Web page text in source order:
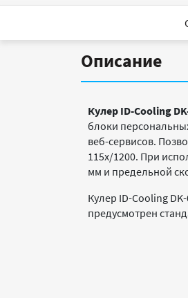
Описание
Кулер ID-Cooling
блоки
веб-сервисов.
115x/1200. При
мм и предельной
Кулер ID-Cooling
предусмотрен